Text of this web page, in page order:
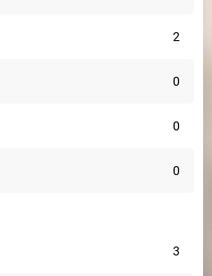
2
0
0
0
3